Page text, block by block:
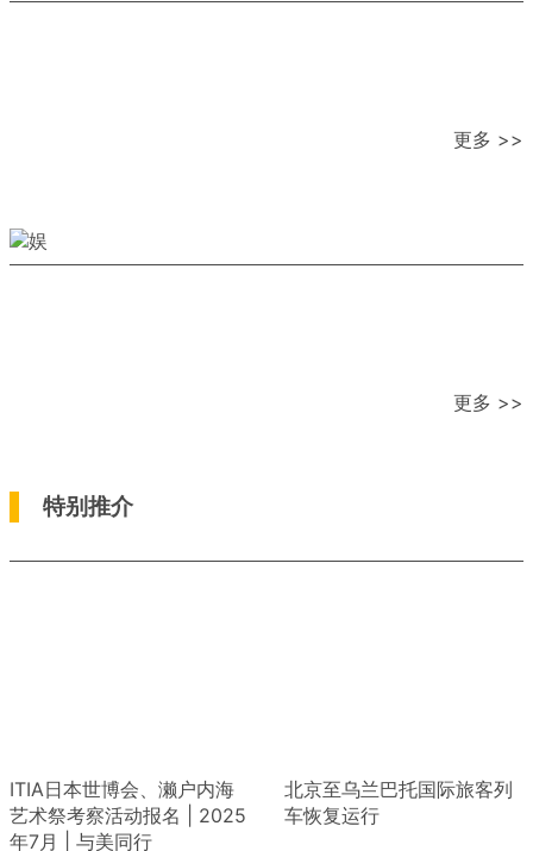
更多 >>
更多 >>
特别推介
ITIA日本世博会、濑户内海
艺术祭考察活动报名 | 2025
年7月 | 与美同行
北京至乌兰巴托国际旅客列
车恢复运行